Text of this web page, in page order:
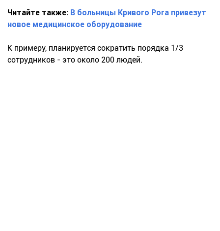
Читайте также: В больницы Кривого Рога привезут
новое медицинское оборудование
К примеру, планируется сократить порядка 1/3
сотрудников - это около 200 людей.